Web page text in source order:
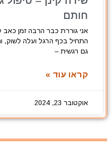
חותם
אני גוררת כבר הרבה זמן כאב
התחיל בכף הרגל ועלה לשוק,
גם רגשית –
קראו עוד »
אוקטובר 23, 2024